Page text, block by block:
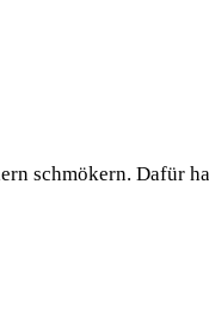
schmökern. Dafür